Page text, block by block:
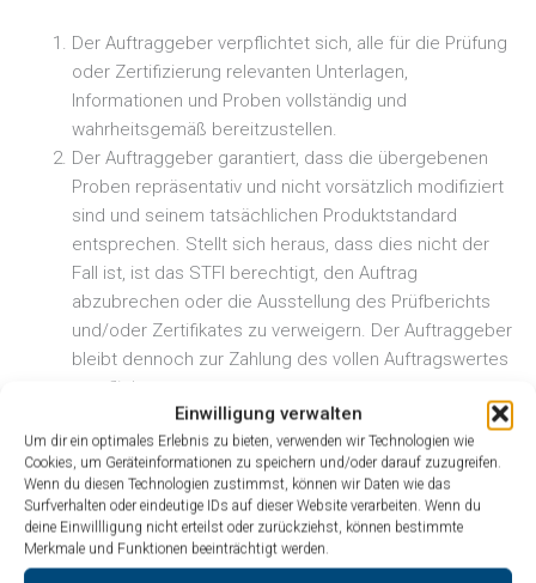
Einwilligung verwalten
Um dir ein optimales Erlebnis zu bieten, verwenden wir Technologien wie
Cookies, um Geräteinformationen zu speichern und/oder darauf zuzugreifen.
Wenn du diesen Technologien zustimmst, können wir Daten wie das
Surfverhalten oder eindeutige IDs auf dieser Website verarbeiten. Wenn du
deine Einwillligung nicht erteilst oder zurückziehst, können bestimmte
Merkmale und Funktionen beeinträchtigt werden.
Der Auftraggeber verpflichtet sich, alle für die Prüfung
oder Zertifizierung relevanten Unterlagen,
Informationen und Proben vollständig und
wahrheitsgemäß bereitzustellen.
Der Auftraggeber garantiert, dass die übergebenen
Proben repräsentativ und nicht vorsätzlich modifiziert
sind und seinem tatsächlichen Produktstandard
entsprechen. Stellt sich heraus, dass dies nicht der
Fall ist, ist das STFI berechtigt, den Auftrag
abzubrechen oder die Ausstellung des Prüfberichts
und/oder Zertifikates zu verweigern. Der Auftraggeber
bleibt dennoch zur Zahlung des vollen Auftragswertes
verpflichtet.
Der Auftraggeber trägt die Kosten für Anlieferung und
Abtransport der Proben. Das STFI bewahrt Proben nur
so lange auf, wie es aus Nachweisgründen bzw.
entsprechend gesetzlicher Festlegungen erforderlich
ist. Nach Ablauf dieser Frist hat der Auftraggeber die
Abholung zu veranlassen, die entstehenden